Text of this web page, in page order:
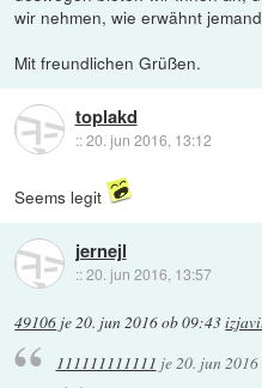
wir nehmen, wie erwähnt
Mit freundlichen Grüßen.
toplakd
::20. jun 2016, 13:12
Seems legit
jernejl
::20. jun 2016, 13:57
49106 je20. jun 2016 ob 09:43
111111111111 je 20. jun